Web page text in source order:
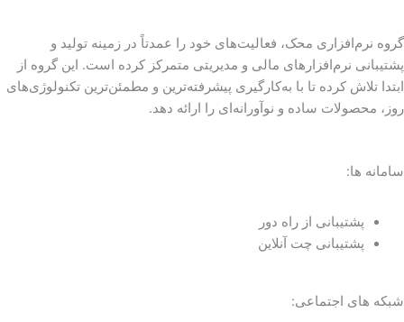
گروه نرم‌افزاری محک، فعالیت‌های خود را عمدتاً در زمینه تولید و
پشتیبانی نرم‌افزارهای مالی و مدیریتی متمرکز کرده است. این گروه از
ابتدا تلاش کرده تا با به‌کارگیری پیشرفته‌ترین و مطمئن‌ترین تکنولوژی‌های
روز، محصولات ساده و نوآورانه‌ای را ارائه دهد.
سامانه ها:
پشتیبانی از راه دور
پشتیبانی چت آنلاین
شبکه های اجتماعی: